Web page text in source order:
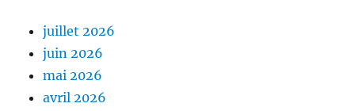
juillet 2026
juin 2026
mai 2026
avril 2026